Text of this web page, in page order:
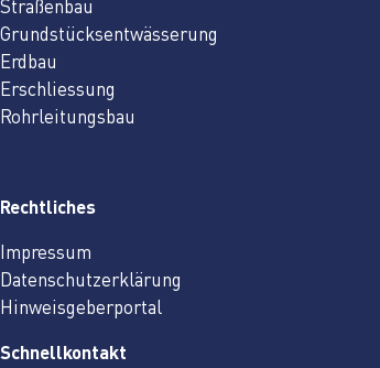
Straßenbau
Grundstücksentwässerung
Erdbau
Erschliessung
Rohrleitungsbau
Rechtliches
Impressum
Datenschutzerklärung
Hinweisgeberportal
Schnellkontakt